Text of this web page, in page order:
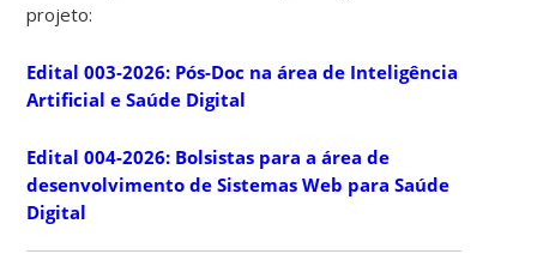
projeto:
Edital 003-2026: Pós-Doc na área de Inteligência
Artificial e Saúde Digital
Edital 004-2026: Bolsistas para a área de
desenvolvimento de Sistemas Web para Saúde
Digital